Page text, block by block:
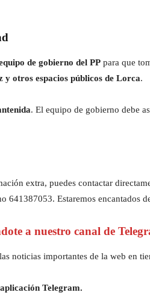
de gobierno del PP para que
otros espacios públicos de Lorca.
. El equipo de gobierno debe
extra, puedes contactar
641387053. Estaremos encantados
a nuestro canal de
noticias importantes de la web en
Telegram.